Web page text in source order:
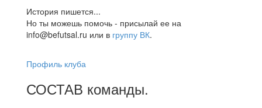
История пишется...
Но ты можешь помочь - присылай ее на
info@befutsal.ru или в группу ВК.
Профиль клуба
СОСТАВ команды.